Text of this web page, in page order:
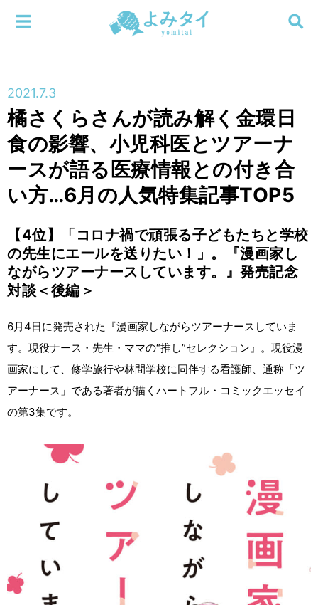
連載
新刊
特集
編集部
検索する
メニューを閉じる
2021.7.3
橘さくらさんが読み解く金環日
食の影響、小児科医とツアーナ
ースが語る医療情報との付き合
い方…6月の人気特集記事TOP5
【4位】「コロナ禍で頑張る子どもたちと学校
の先生にエールを送りたい！」。『漫画家し
ながらツアーナースしています。』発売記念
対談＜後編＞
6月4日に発売された『漫画家しながらツアーナースしていま
す。現役ナース・先生・ママの“推し”セレクション』。現役漫
画家にして、修学旅行や林間学校に同伴する看護師、通称「ツ
アーナース」である著者が描くハートフル・コミックエッセイ
の第3集です。